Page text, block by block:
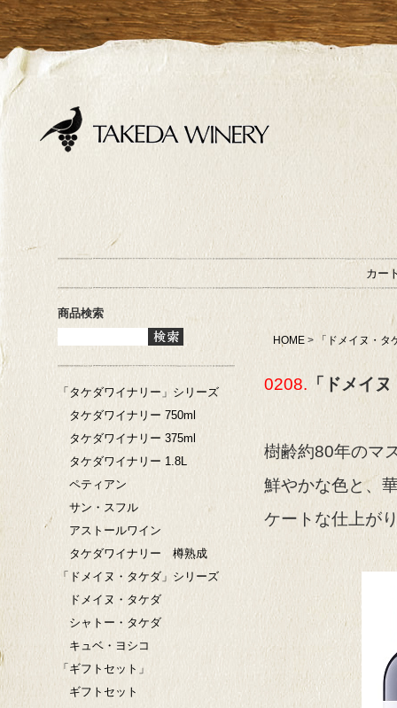
カー
商品検索
「タケダワイナリー」シリーズ
タケダワイナリー 750ml
タケダワイナリー 375ml
タケダワイナリー 1.8L
ペティアン
サン・スフル
アストールワイン
タケダワイナリー 樽熟成
「ドメイヌ・タケダ」シリーズ
ドメイヌ・タケダ
シャトー・タケダ
キュベ・ヨシコ
「ギフトセット」
ギフトセット
HOME > 「ドメイヌ・
0208. 「ドメイ
樹齢約80年のマ
鮮やかな色と、
ケートな仕上が